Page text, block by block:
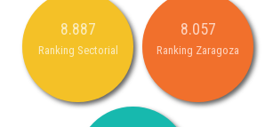
8.887
Ranking Sectorial
8.057
Ranking Zaragoza